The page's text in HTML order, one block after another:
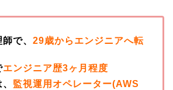
で、 29歳からエンジニアへ転
エンジニア歴3ヶ月程度
監視運用オペレーター(AWS